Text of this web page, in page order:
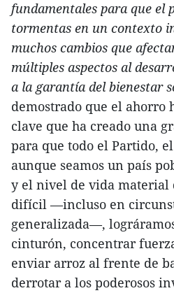
fundamentales para que el
tormentas en un contexto
muchos cambios que
múltiples aspectos al
a la garantía del bienestar
demostrado que el ahorro
clave que ha creado una
para que todo el Partido,
aunque seamos un país
y el nivel de vida material
difícil —incluso en
generalizada—,
cinturón, concentrar
enviar arroz al frente de
derrotar a los poderosos